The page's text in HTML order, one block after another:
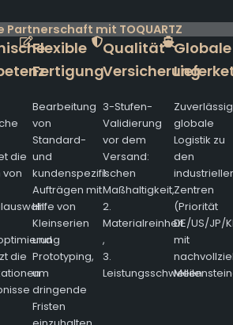
Partnerschaft mit TOQUARTZ
die
von
die
Flexible
Fertigung
Bearbeitung
von
Standard-
und
kundenspezifischen
Aufträgen mit
Hilfe von
Kleinserien
und
Prototyping,
um
dringende
Fristen
Qualität
Versicherung
3-Stufen-
Validierung
vor dem
Versand:
1.
Maßhaltigkeit,
2.
Materialreinheit
,
3.
Leistungsschwellen
Globale
globale
Logistik zu
den
Zentren
(Priorität
DE/US/JP/
mit